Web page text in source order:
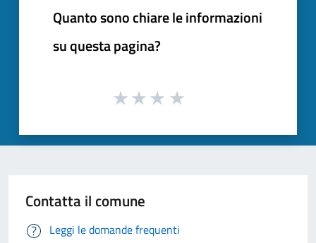
Quanto sono chiare le informazioni
su questa pagina?
Contatta il comune
Leggi le domande frequenti